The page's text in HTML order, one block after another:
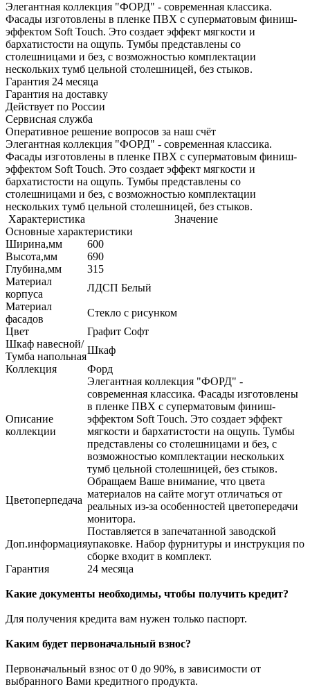
Элегантная коллекция "ФОРД" - современная классика.
Фасады изготовлены в пленке ПВХ с суперматовым финиш-
эффектом Soft Touch. Это создает эффект мягкости и
бархатистости на ощупь. Тумбы представлены со
столешницами и без, с возможностью комплектации
нескольких тумб цельной столешницей, без стыков.
Гарантия 24 месяца
Гарантия на доставку
Действует по России
Сервисная служба
Оперативное решение вопросов за наш счёт
Элегантная коллекция "ФОРД" - современная классика.
Фасады изготовлены в пленке ПВХ с суперматовым финиш-
эффектом Soft Touch. Это создает эффект мягкости и
бархатистости на ощупь. Тумбы представлены со
столешницами и без, с возможностью комплектации
нескольких тумб цельной столешницей, без стыков.
Характеристика
Значение
Основные характеристики
Ширина,мм
600
Высота,мм
690
Глубина,мм
315
Материал
корпуса
ЛДСП Белый
Материал
фасадов
Стекло с рисунком
Цвет
Графит Софт
Шкаф навесной/
Тумба напольная
Шкаф
Коллекция
Форд
Описание
коллекции
Элегантная коллекция "ФОРД" -
современная классика. Фасады изготовлены
в пленке ПВХ с суперматовым финиш-
эффектом Soft Touch. Это создает эффект
мягкости и бархатистости на ощупь. Тумбы
представлены со столешницами и без, с
возможностью комплектации нескольких
тумб цельной столешницей, без стыков.
Цветоперпедача
Обращаем Ваше внимание, что цвета
материалов на сайте могут отличаться от
реальных из-за особенностей цветопередачи
монитора.
Доп.информация
Поставляется в запечатанной заводской
упаковке. Набор фурнитуры и инструкция по
сборке входит в комплект.
Гарантия
24 месяца
Какие документы необходимы, чтобы получить кредит?
Для получения кредита вам нужен только паспорт.
Каким будет первоначальный взнос?
Первоначальный взнос от 0 до 90%, в зависимости от
выбранного Вами кредитного продукта.